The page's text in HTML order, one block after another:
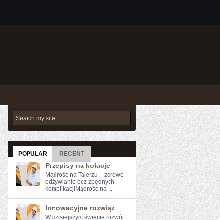
POPULAR RECENT
Przepisy na kolacje
Mądrość na Talerzu – zdrowe
odżywianie bez zbędnych
komplikacjiMądrość na ...
Innowacyjne rozwiąz
W dzisiejszym świecie rozwój